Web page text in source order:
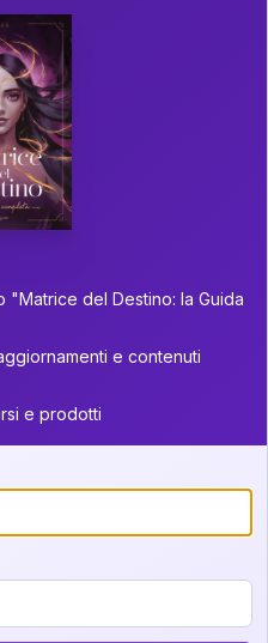
Iscriviti alla newsletter
parziale
per vedere
gratuita della tua
per ricevere
sarà disponibile.
nella vostra
unione
"Matrice del Destino: la Guida
e contenuti
e prodotti